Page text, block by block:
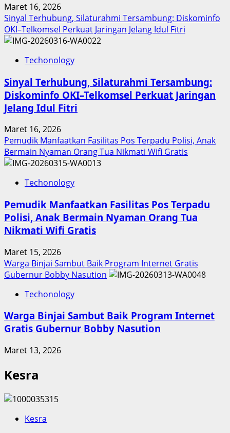
Penghargaan
Nasional
Maret 16, 2026
Sinyal Terhubung, Silaturahmi Tersambung: Diskominfo
OKI–Telkomsel Perkuat Jaringan Jelang Idul Fitri
Techonology
Sinyal Terhubung, Silaturahmi Tersambung:
Diskominfo OKI–Telkomsel Perkuat Jaringan
Jelang Idul Fitri
Maret 16, 2026
Pemudik Manfaatkan Fasilitas Pos Terpadu Polisi, Anak
Bermain Nyaman Orang Tua Nikmati Wifi Gratis
Techonology
Pemudik Manfaatkan Fasilitas Pos Terpadu
Polisi, Anak Bermain Nyaman Orang Tua
Nikmati Wifi Gratis
Maret 15, 2026
Warga Binjai Sambut Baik Program Internet Gratis
Gubernur Bobby Nasution
Techonology
Warga Binjai Sambut Baik Program Internet
Gratis Gubernur Bobby Nasution
Maret 13, 2026
Kesra
Kesra